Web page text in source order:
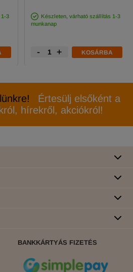
3
Készleten, várható szállítás 1-3
munkanap
- + KOSÁRBA
Értesülj elsőként a
hírekről, akciókról!
BANKKÁRTYÁS FIZETÉS